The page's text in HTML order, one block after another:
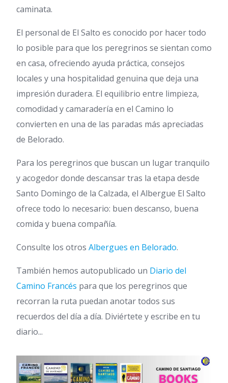
caminata.
El personal de El Salto es conocido por hacer todo
lo posible para que los peregrinos se sientan como
en casa, ofreciendo ayuda práctica, consejos
locales y una hospitalidad genuina que deja una
impresión duradera. El equilibrio entre limpieza,
comodidad y camaradería en el Camino lo
convierten en una de las paradas más apreciadas
de Belorado.
Para los peregrinos que buscan un lugar tranquilo
y acogedor donde descansar tras la etapa desde
Santo Domingo de la Calzada, el Albergue El Salto
ofrece todo lo necesario: buen descanso, buena
comida y buena compañía.
Consulte los otros Albergues en Belorado.
También hemos autopublicado un Diario del
Camino Francés para que los peregrinos que
recorran la ruta puedan anotar todos sus
recuerdos del día a día. Diviértete y escribe en tu
diario...